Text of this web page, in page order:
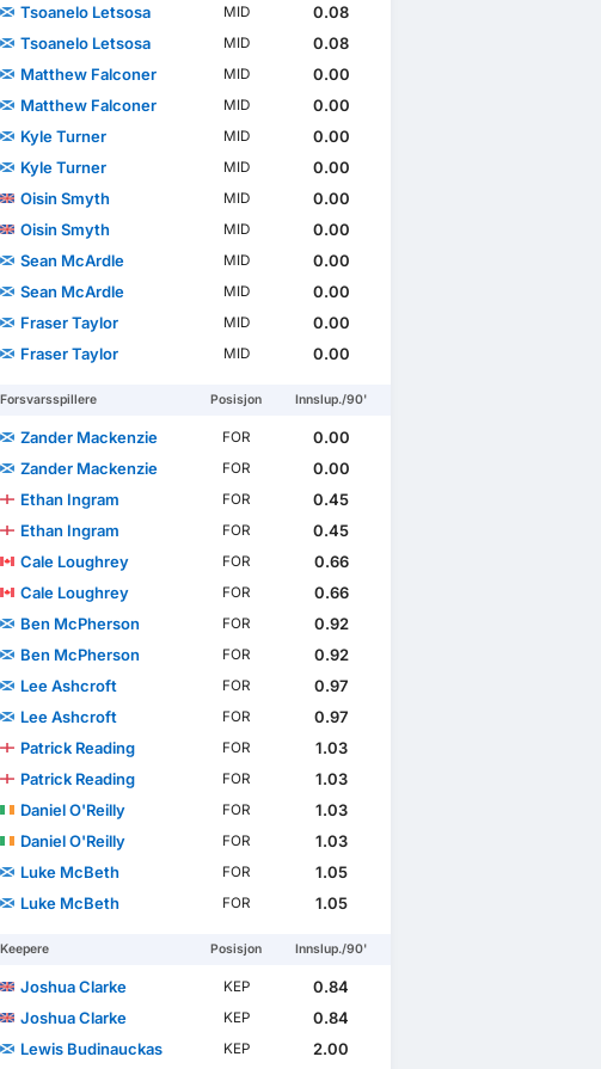
Tsoanelo Letsosa
MID
0.08
Tsoanelo Letsosa
MID
0.08
Matthew Falconer
MID
0.00
Matthew Falconer
MID
0.00
Kyle Turner
MID
0.00
Kyle Turner
MID
0.00
Oisin Smyth
MID
0.00
Oisin Smyth
MID
0.00
Sean McArdle
MID
0.00
Sean McArdle
MID
0.00
Fraser Taylor
MID
0.00
Fraser Taylor
MID 0.00
Forsvarsspillere Posisjon Innslup./90'
Zander Mackenzie FOR
0.00
Zander Mackenzie
FOR
0.00
Ethan Ingram
FOR
0.45
Ethan Ingram
FOR
0.45
Cale Loughrey
FOR
0.66
Cale Loughrey
FOR
0.66
Ben McPherson
FOR
0.92
Ben McPherson
FOR
0.92
Lee Ashcroft
FOR
0.97
Lee Ashcroft
FOR
0.97
Patrick Reading
FOR
1.03
Patrick Reading
FOR
1.03
Daniel O'Reilly
FOR
1.03
Daniel O'Reilly
FOR
1.03
Luke McBeth
FOR
1.05
Luke McBeth
FOR 1.05
Keepere Posisjon Innslup./90'
Joshua Clarke KEP
0.84
Joshua Clarke
KEP
0.84
Lewis Budinauckas
KEP
2.00